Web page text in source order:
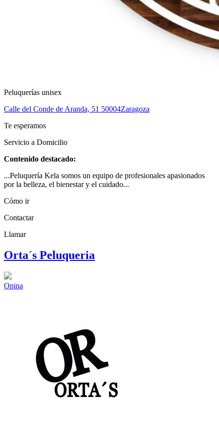
Peluquerías unisex
Calle del Conde de Aranda, 51 50004Zaragoza
Te esperamos
Servicio a Domicilio
Contenido destacado:
...Peluquería Kela somos un equipo de profesionales apasionados
por la belleza, el bienestar y el cuidado...
Cómo ir
Contactar
Llamar
Orta´s Peluqueria
Opina